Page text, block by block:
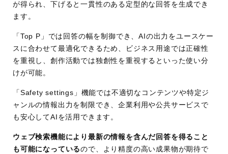
が得られ、下げると一貫性のある定型的な回答を生成でき
ます。
「Top P」では回答の幅を制御でき、AIの出力をユースケー
スに合わせて最適化できるため、ビジネス用途では正確性
を重視し、創作活動では独創性を重視するといった使い分
けが可能。
「Safety settings」機能では不適切なコンテンツや特定ジ
ャンルの情報出力を制限でき、企業利用や公共サービスで
も安心してAIを活用できます。
ウェブ検索機能により最新の情報を含んだ回答を得ること
も可能になっているので、より精度の高い成果物が期待で